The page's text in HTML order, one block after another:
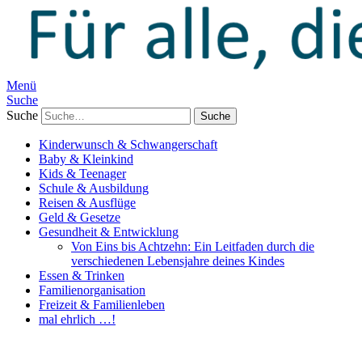
Menü
Suche
Suche
Kinderwunsch & Schwangerschaft
Baby & Kleinkind
Kids & Teenager
Schule & Ausbildung
Reisen & Ausflüge
Geld & Gesetze
Gesundheit & Entwicklung
Von Eins bis Achtzehn: Ein Leitfaden durch die
verschiedenen Lebensjahre deines Kindes
Essen & Trinken
Familienorganisation
Freizeit & Familienleben
mal ehrlich …!